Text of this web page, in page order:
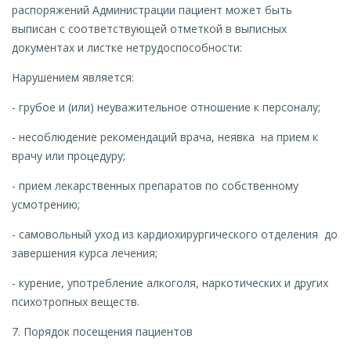
распоряжений Администрации пациент может быть
выписан с соответствующей отметкой в выписных
документах и листке нетрудоспособности:
Нарушением является:
- грубое и (или) неуважительное отношение к персоналу;
- несоблюдение рекомендаций врача, неявка на прием к
врачу или процедуру;
- прием лекарственных препаратов по собственному
усмотрению;
- самовольный уход из кардиохирургического отделения до
завершения курса лечения;
- курение, употребление алкоголя, наркотических и других
психотропных веществ.
7. Порядок посещения пациентов